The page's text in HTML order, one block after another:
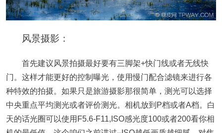
风景摄影：
首先建议风景拍摄最好要有三脚架+快门线或者无线快
门。这样才能更好的控制曝光，使用慢门配合滤镜来进行各
种特效的拍摄。如果只是旅游摄影那很简单，测光可以选择
中央重点平均测光或者评价测光。相机放到P档或者A档。白
天的话光圈可以使用F5.6-F11,ISO感光度100或者200看你相